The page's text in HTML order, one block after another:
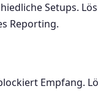
Setups.
Reporting.
Empfang.